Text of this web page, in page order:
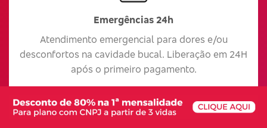
Emergências 24h
Atendimento emergencial para dores e/ou
desconfortos na cavidade bucal. Liberação em 24H
após o primeiro pagamento.